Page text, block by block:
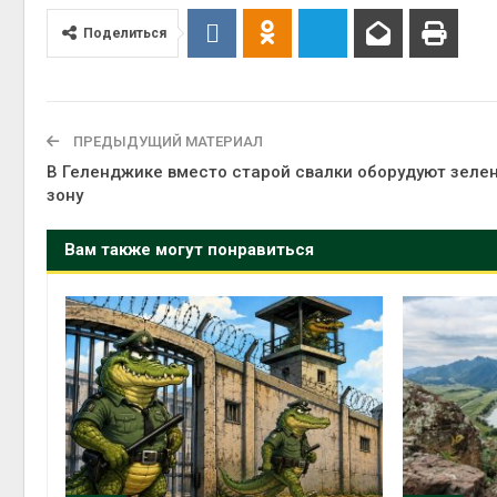
Поделиться
ПРЕДЫДУЩИЙ МАТЕРИАЛ
В Геленджике вместо старой свалки оборудуют
зону
Вам также могут понравиться
Авг 6,
Авг 6,